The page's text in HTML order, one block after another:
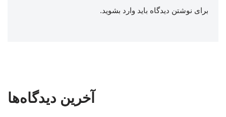
برای نوشتن دیدگاه باید وارد بشوید.
آخرین دیدگاه‌ها